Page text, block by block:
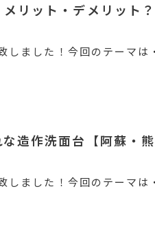
メリット・デメリット
しました！今回のテーマ
造作洗面台【阿蘇・
しました！今回のテーマ